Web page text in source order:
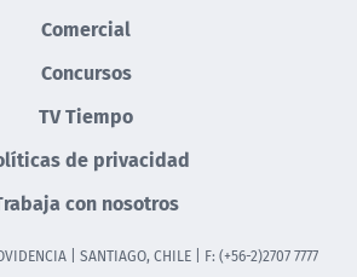
Comercial
Concursos
TV Tiempo
de privacidad
con nosotros
| SANTIAGO, CHILE | F: (+56-2)2707 7777